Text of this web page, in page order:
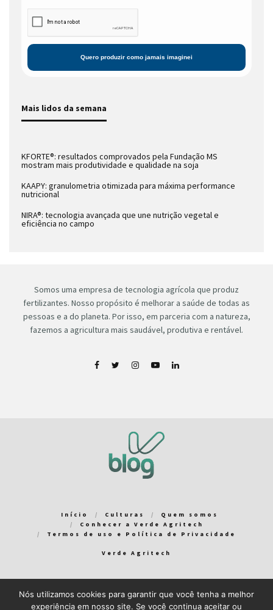
Mais lidos da semana
KFORTE®: resultados comprovados pela Fundação MS
mostram mais produtividade e qualidade na soja
KAAPY: granulometria otimizada para máxima performance
nutricional
NIRA®: tecnologia avançada que une nutrição vegetal e
eficiência no campo
Somos uma empresa de tecnologia agrícola que produz
fertilizantes. Nosso propósito é melhorar a saúde de todas as
pessoas e a do planeta. Por isso, em parceria com a natureza,
fazemos a agricultura mais saudável, produtiva e rentável.
Início Culturas
Quem somos
Conhecer a Verde Agritech
Termos de uso e Política de Privacidade
Verde Agritech
Bem-vindo ao Verde Blog! Para que a sua experiência em nosso
Nós utilizamos cookies para garantir que você tenha a melhor
experiência em nosso site. Se você continua aceitar ou